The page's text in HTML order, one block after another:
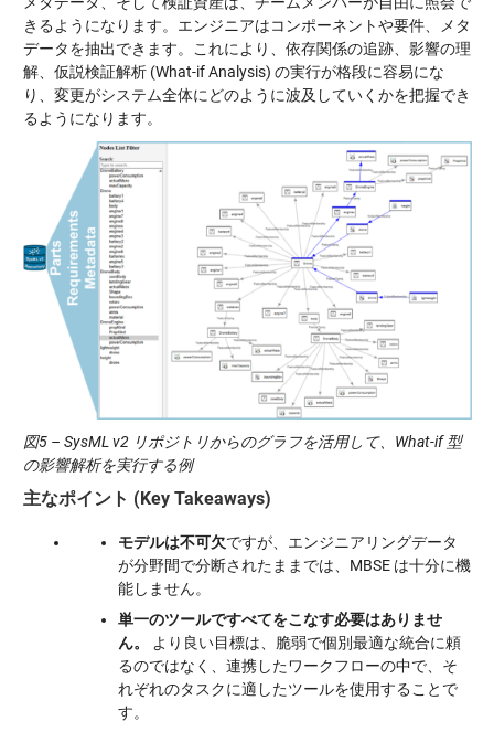
きるようになります。エンジニアはコンポーネントや要件、メタ
データを抽出できます。これにより、依存関係の追跡、影響の理
解、仮説検証解析 (What-if Analysis) の実行が格段に容易にな
り、変更がシステム全体にどのように波及していくかを把握でき
るようになります。
図5 – SysML v2 リポジトリからのグラフを活用して、What-if 型
の影響解析を実行する例
主なポイント (Key Takeaways)
モデルは不可欠ですが、エンジニアリングデータ
が分野間で分断されたままでは、MBSE は十分に機
能しません。
単一のツールですべてをこなす必要はありませ
ん。
より良い目標は、脆弱で個別最適な統合に頼
るのではなく、連携したワークフローの中で、そ
れぞれのタスクに適したツールを使用することで
す。